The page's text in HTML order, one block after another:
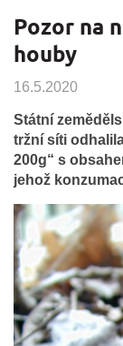
Pozor na
houby
16.5.2020
Státní
tržní síti
200g“ s
jehož